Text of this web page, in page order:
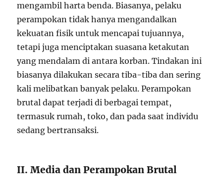
mengambil harta benda. Biasanya, pelaku
perampokan tidak hanya mengandalkan
kekuatan fisik untuk mencapai tujuannya,
tetapi juga menciptakan suasana ketakutan
yang mendalam di antara korban. Tindakan ini
biasanya dilakukan secara tiba-tiba dan sering
kali melibatkan banyak pelaku. Perampokan
brutal dapat terjadi di berbagai tempat,
termasuk rumah, toko, dan pada saat individu
sedang bertransaksi.
II. Media dan Perampokan Brutal